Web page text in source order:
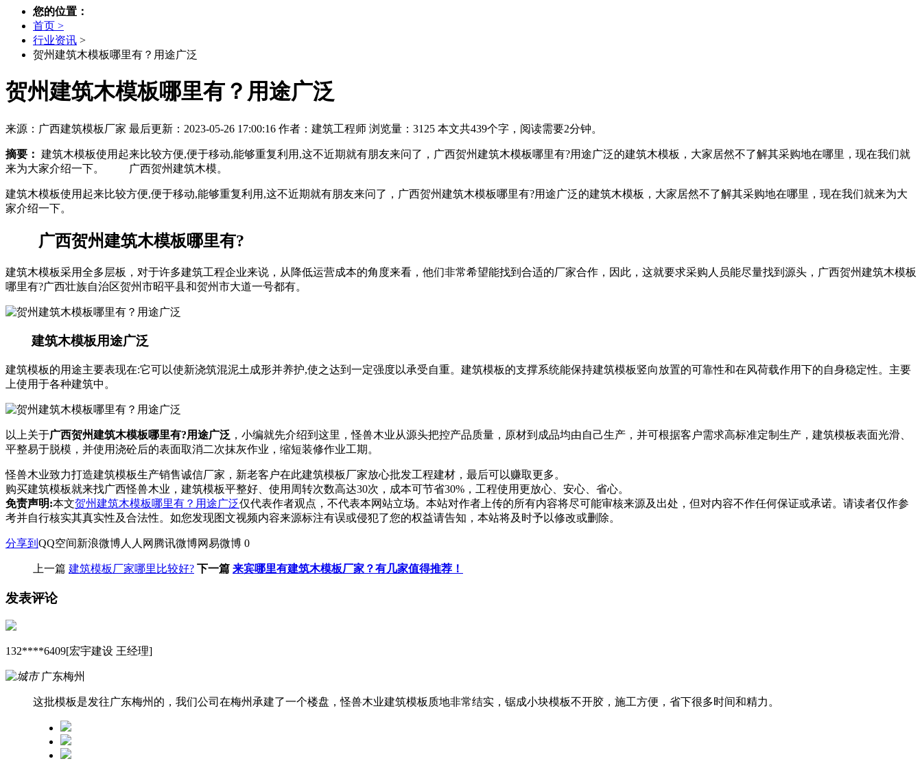
您的位置：
首页 >
行业资讯 >
贺州建筑木模板哪里有？用途广泛
贺州建筑木模板哪里有？用途广泛
来源：广西建筑模板厂家 最后更新：2023-05-26 17:00:16 作者：建筑工程师 浏览量：3125 本文共439个字，阅读需要2分钟。
摘要： 建筑木模板使用起来比较方便,便于移动,能够重复利用,这不近期就有朋友来问了，广西贺州建筑木模板哪里有?用途广泛的建筑木模板，大家居然不了解其采购地在哪里，现在我们就
来为大家介绍一下。 广西贺州建筑木模。
建筑木模板使用起来比较方便,便于移动,能够重复利用,这不近期就有朋友来问了，广西贺州建筑木模板哪里有?用途广泛的建筑木模板，大家居然不了解其采购地在哪里，现在我们就来为大
家介绍一下。
广西贺州建筑木模板哪里有?
建筑木模板采用全多层板，对于许多建筑工程企业来说，从降低运营成本的角度来看，他们非常希望能找到合适的厂家合作，因此，这就要求采购人员能尽量找到源头，广西贺州建筑木模板
哪里有?广西壮族自治区贺州市昭平县和贺州市大道一号都有。
建筑木模板用途广泛
建筑模板的用途主要表现在:它可以使新浇筑混泥土成形并养护,使之达到一定强度以承受自重。建筑模板的支撑系统能保持建筑模板竖向放置的可靠性和在风荷载作用下的自身稳定性。主要
上使用于各种建筑中。
以上关于广西贺州建筑木模板哪里有?用途广泛 ，小编就先介绍到这里，怪兽木业从源头把控产品质量，原材到成品均由自己生产，并可根据客户需求高标准定制生产，建筑模板表面光滑、
平整易于脱模，并使用浇砼后的表面取消二次抹灰作业，缩短装修作业工期。
怪兽木业致力打造建筑模板生产销售诚信厂家，新老客户在此建筑模板厂家放心批发工程建材，最后可以赚取更多。
购买建筑模板就来找广西怪兽木业，建筑模板平整好、使用周转次数高达30次，成本可节省30%，工程使用更放心、安心、省心。
免责声明:本文贺州建筑木模板哪里有？用途广泛仅代表作者观点，不代表本网站立场。本站对作者上传的所有内容将尽可能审核来源及出处，但对内容不作任何保证或承诺。请读者仅作参
考并自行核实其真实性及合法性。如您发现图文视频内容来源标注有误或侵犯了您的权益请告知，本站将及时予以修改或删除。
分享到 QQ空间新浪微博人人网 腾讯微博网易微博 0
上一篇 建筑模板厂家哪里比较好? 下一篇 来宾哪里有建筑木模板厂家？有几家值得推荐！
发表评论
132****6409[宏宇建设 王经理]
广东梅州
这批模板是发往广东梅州的，我们公司在梅州承建了一个楼盘，怪兽木业建筑模板质地非常结实，锯成小块模板不开胶，施工方便，省下很多时间和精力。